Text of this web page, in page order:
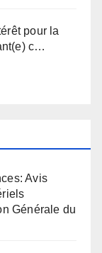
pour la
c…
Avis
Générale du